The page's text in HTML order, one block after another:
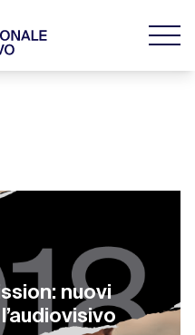
nuovi